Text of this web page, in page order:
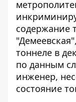
содержание
тоннеле в
по данным
инженер,
состояние